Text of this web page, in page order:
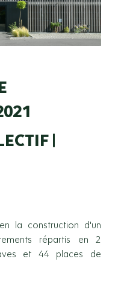
la construction d'un
répartis en 2
et 44 places de